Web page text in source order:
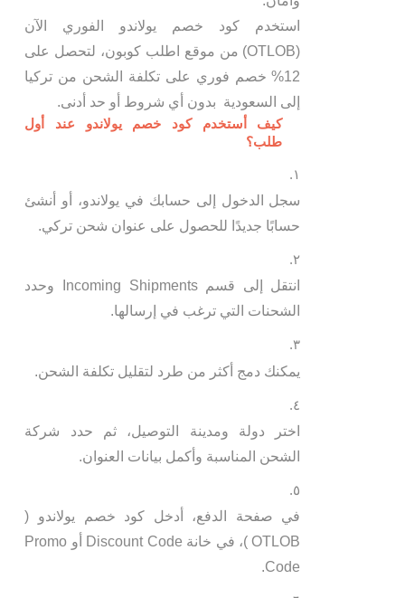
استخدم كود خصم يولاندو الفوري الآن
(OTLOB) من موقع اطلب كوبون، لتحصل على
12% خصم فوري على تكلفة الشحن من تركيا
إلى السعودية بدون أي شروط أو حد أدنى.
كيف أستخدم كود خصم يولاندو عند أول
طلب؟
سجل الدخول إلى حسابك في يولاندو، أو أنشئ
حسابًا جديدًا للحصول على عنوان شحن تركي.
انتقل إلى قسم Incoming Shipments وحدد
الشحنات التي ترغب في إرسالها.
يمكنك دمج أكثر من طرد لتقليل تكلفة الشحن.
اختر دولة ومدينة التوصيل، ثم حدد شركة
الشحن المناسبة وأكمل بيانات العنوان.
في صفحة الدفع، أدخل كود خصم يولاندو (
OTLOB )، في خانة Discount Code أو Promo
Code.